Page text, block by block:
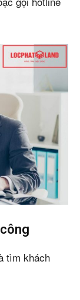
tìm khách